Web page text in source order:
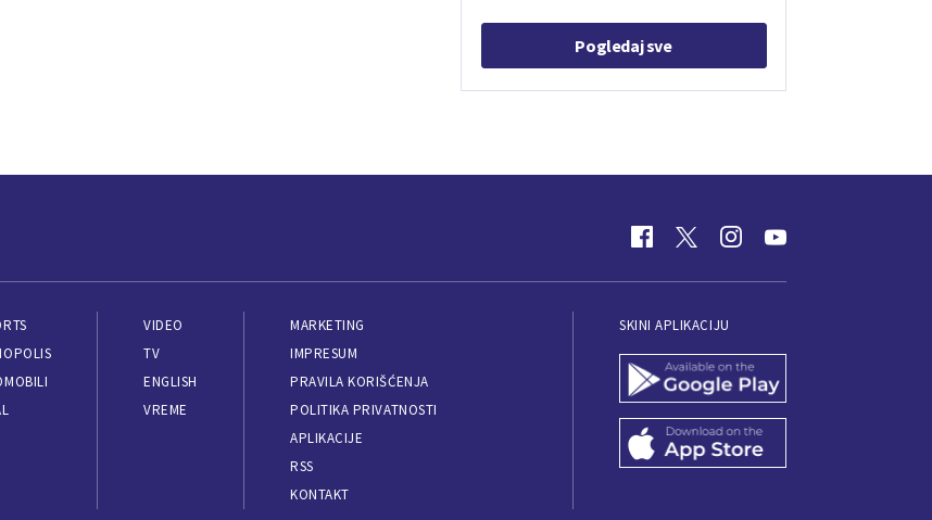
Pogledaj sve
VIDEO
TV
ENGLISH
VREME
MARKETING
IMPRESUM
PRAVILA KORIŠĆENJA
POLITIKA PRIVATNOSTI
APLIKACIJE
RSS
KONTAKT
SKINI APLIKACIJU